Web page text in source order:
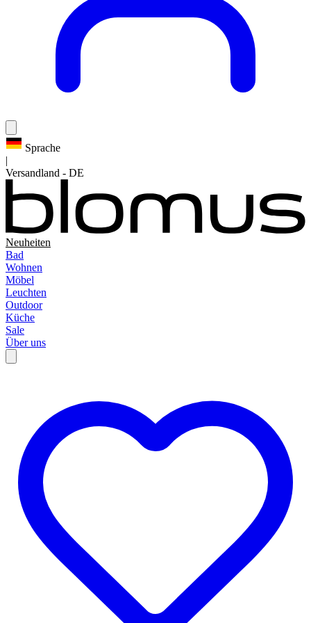
Sprache
|
Versandland - DE
Neuheiten
Bad
Wohnen
Möbel
Leuchten
Outdoor
Küche
Sale
Über uns